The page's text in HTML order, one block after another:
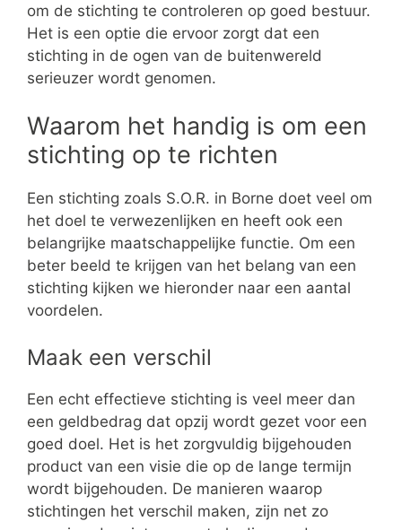
om de stichting te controleren op goed bestuur.
Het is een optie die ervoor zorgt dat een
stichting in de ogen van de buitenwereld
serieuzer wordt genomen.
Waarom het handig is om een
stichting op te richten
Een stichting zoals S.O.R. in Borne doet veel om
het doel te verwezenlijken en heeft ook een
belangrijke maatschappelijke functie. Om een
beter beeld te krijgen van het belang van een
stichting kijken we hieronder naar een aantal
voordelen.
Maak een verschil
Een echt effectieve stichting is veel meer dan
een geldbedrag dat opzij wordt gezet voor een
goed doel. Het is het zorgvuldig bijgehouden
product van een visie die op de lange termijn
wordt bijgehouden. De manieren waarop
stichtingen het verschil maken, zijn net zo